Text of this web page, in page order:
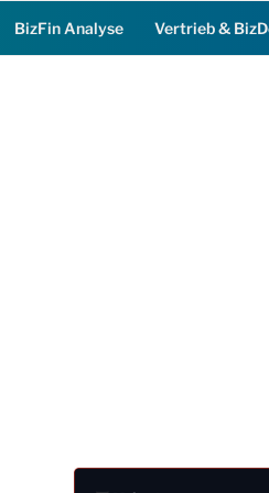
BizFin Analyse Vertrieb &